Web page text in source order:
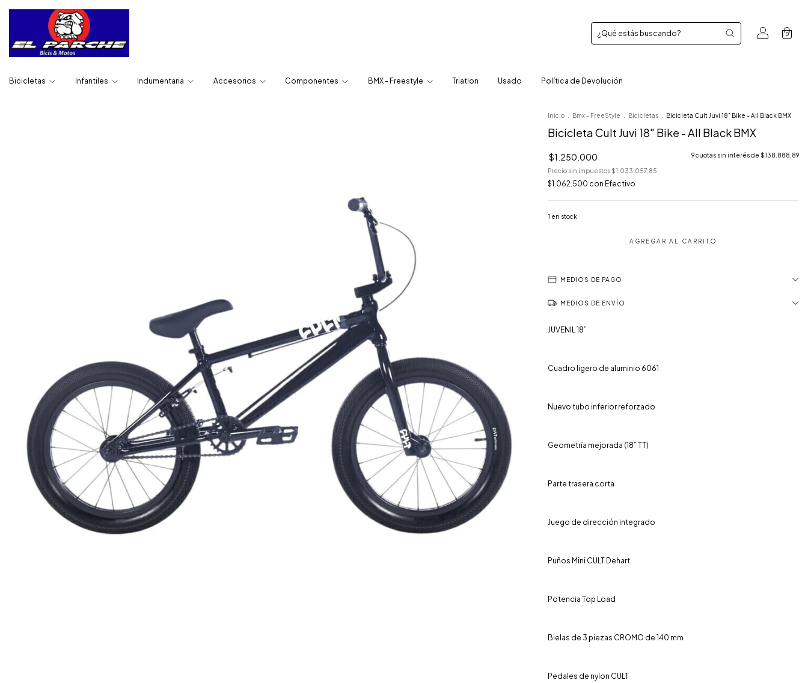
0
Bicicletas Infantiles Indumentaria Accesorios Componentes BMX - Freestyle Triatlon Usado Política de Devolución
Inicio Bmx - FreeStyle Bicicletas Bicicleta Cult Juvi 18" Bike - All Black BMX
Bicicleta Cult Juvi 18" Bike - All Black BMX
$1.250.000 9cuotas sin interés de $138.888,89
Precio sin impuestos $1.033.057,85
$1.062.500 con Efectivo
1 en stock
MEDIOS DE PAGO
MEDIOS DE ENVÍO
JUVENIL 18”
Cuadro ligero de aluminio 6061
Nuevo tubo inferior reforzado
Geometría mejorada (18” TT)
Parte trasera corta
Juego de dirección integrado
Puños Mini CULT Dehart
Potencia Top Load
Bielas de 3 piezas CROMO de 140 mm
Pedales de nylon CULT